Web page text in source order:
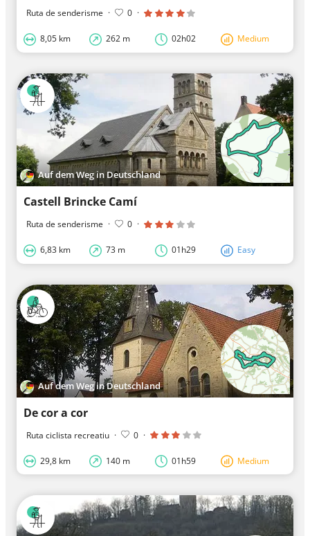
Ruta de senderisme · 0 ·
8,05 km 262 m 02h02 Medium
Auf dem Weg in Deutschland
Castell Brincke Camí
Ruta de senderisme · 0 ·
6,83 km 73 m 01h29 Easy
Auf dem Weg in Deutschland
De cor a cor
Ruta ciclista recreatiu · 0 ·
29,8 km 140 m 01h59 Medium